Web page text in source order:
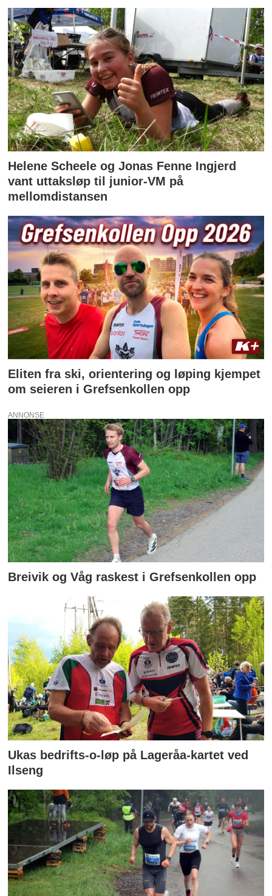
Helene Scheele og Jonas Fenne Ingjerd
vant uttaksløp til junior-VM på
mellomdistansen
Eliten fra ski, orientering og løping kjempet
om seieren i Grefsenkollen opp
ANNONSE
Breivik og Våg raskest i Grefsenkollen opp
Ukas bedrifts-o-løp på Lageråa-kartet ved
Ilseng